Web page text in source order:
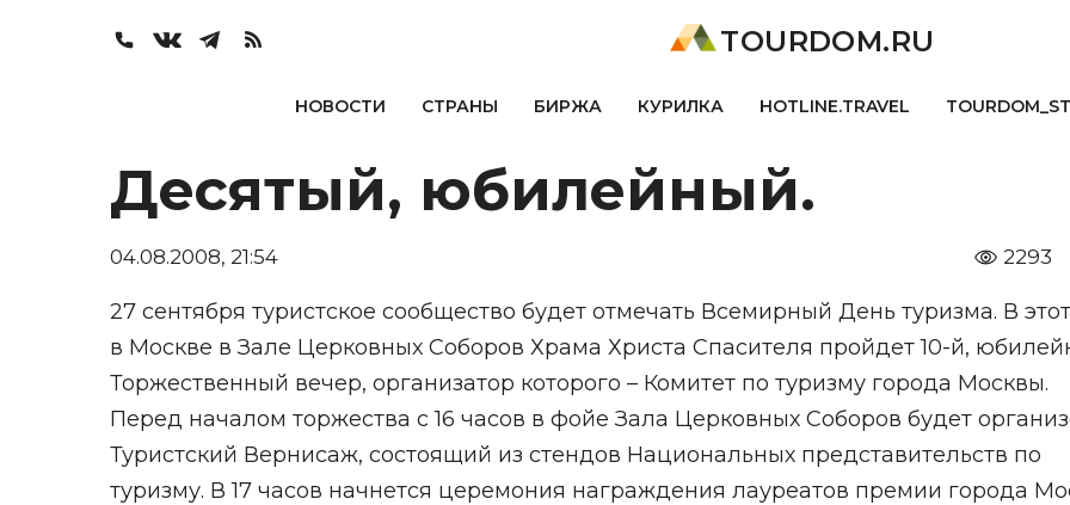
TOURDOM.RU
НОВОСТИ СТРАНЫ БИРЖА КУРИЛКА HOTLINE.TRAVEL
Десятый, юбилейный.
04.08.2008, 21:54 2293
27 сентября туристское сообщество будет отмечать Всемирный День туризма. В
в Москве в Зале Церковных Соборов Храма Христа Спасителя пройдет 10-й,
Торжественный вечер, организатор которого – Комитет по туризму города Москвы.
Перед началом торжества с 16 часов в фойе Зала Церковных Соборов будет
Туристский Вернисаж, состоящий из стендов Национальных представительств по
туризму. В 17 часов начнется церемония награждения лауреатов премии города